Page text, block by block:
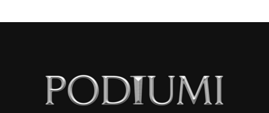
ndihen konkurrues ose të zhgënjyer. Ato
ritmin e saj personal dhe të shmangë krahasimet
e panevojshme.